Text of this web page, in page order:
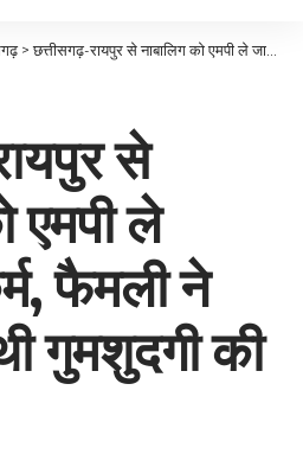
>छत्तीसगढ़-रायपुर से नाबालिग को एमपी ले जाकर दुष्कर्म, फैमली ने दर्ज कराई थी गुमशुदगी की रिपोर्ट
से
एमपी ले
फैमली ने
गुमशुदगी की